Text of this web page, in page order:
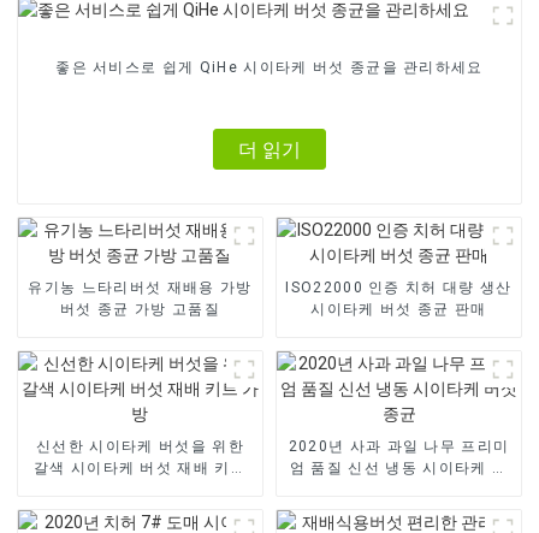
좋은 서비스로 쉽게 QiHe 시이타케 버섯 종균을 관리하세요
더 읽기
유기농 느타리버섯 재배용 가방
버섯 종균 가방 고품질
ISO22000 인증 치허 대량 생산
시이타케 버섯 종균 판매
신선한 시이타케 버섯을 위한
갈색 시이타케 버섯 재배 키트
2020년 사과 과일 나무 프리미
엄 품질 신선 냉동 시이타케 버